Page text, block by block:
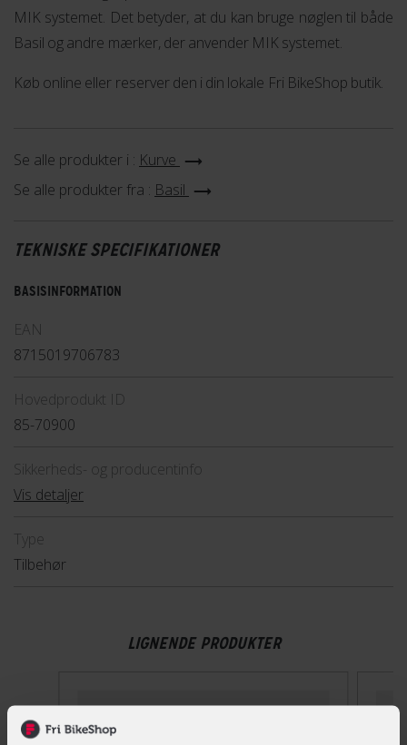
MIK systemet. Det betyder, at du kan bruge nøglen til både
Basil og andre mærker, der anvender MIK systemet.
Køb online eller reserver den i din lokale Fri BikeShop butik.
Se alle produkter i : Kurve
Se alle produkter fra : Basil
TEKNISKE SPECIFIKATIONER
BASISINFORMATION
EAN
8715019706783
Hovedprodukt ID
85-70900
Sikkerheds- og producentinfo
Vis detaljer
Type
Tilbehør
LIGNENDE PRODUKTER